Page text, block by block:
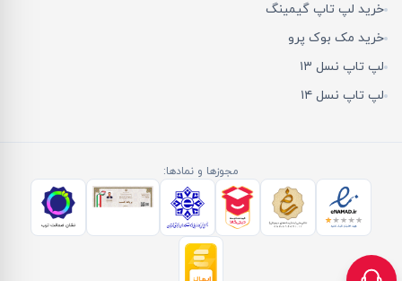
خرید لپ تاپ گیمینگ
خرید مک بوک پرو
لپ تاپ نسل ۱۳
لپ تاپ نسل ۱۴
مجوزها و نمادها: